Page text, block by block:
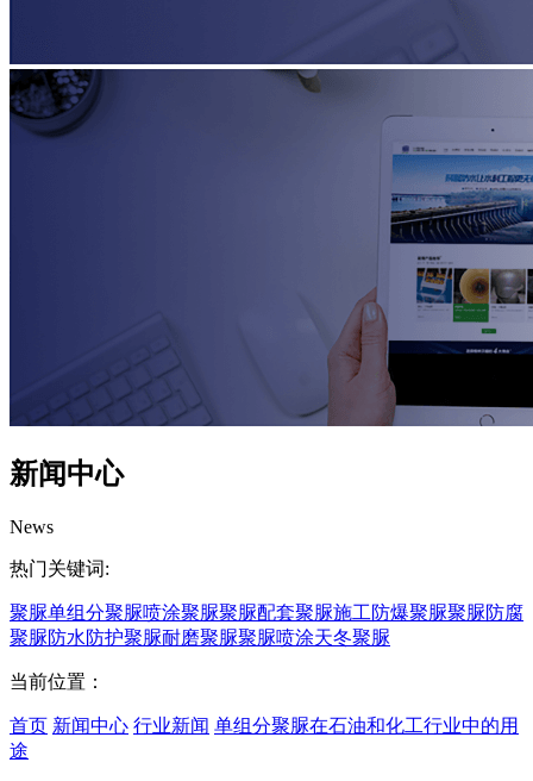
新闻中心
News
热门关键词:
聚脲单组分聚脲喷涂聚脲聚脲配套聚脲施工防爆聚脲聚脲防腐
聚脲防水防护聚脲耐磨聚脲聚脲喷涂天冬聚脲
当前位置：
首页 新闻中心 行业新闻 单组分聚脲在石油和化工行业中的用
途